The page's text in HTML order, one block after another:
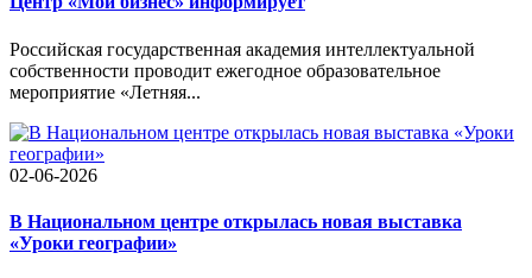
Российская государственная академия интеллектуальной
собственности проводит ежегодное образовательное
мероприятие «Летняя...
02-06-2026
В Национальном центре открылась новая выставка
«Уроки географии»